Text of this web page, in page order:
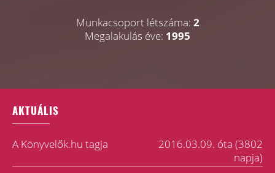
Munkacsoport létszáma: 2
Megalakulás éve: 1995
AKTUÁLIS
A Könyvelők.hu tagja
2016.03.09. óta (3802
napja)